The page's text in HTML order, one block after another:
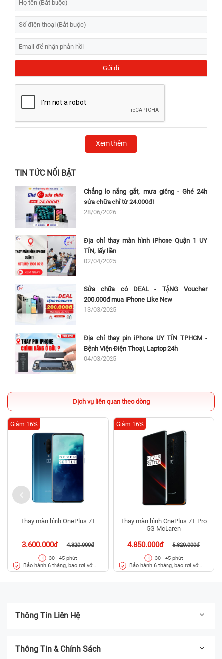
Xem thêm
TIN TỨC NỔI BẬT
Chẳng lo nắng gắt, mưa giông - Ghé 24h
sửa chữa chỉ từ 24.000đ!
28/06/2026
Địa chỉ thay màn hình iPhone Quận 1 UY
TÍN, lấy liền
02/04/2025
Sửa chữa có DEAL - TẶNG Voucher
200.000đ mua iPhone Like New
13/03/2025
Địa chỉ thay pin iPhone UY TÍN TPHCM -
Bệnh Viện Điện Thoại, Laptop 24h
04/03/2025
Dịch vụ liên quan theo dòng
Thay màn hình OnePlus 7T
3.600.000đ 4.320.000đ
Giảm 16%
30 - 45 phút
Bảo hành 6 tháng, bao rơi vỡ
kính
Thay màn hình OnePlus 7T Pro
5G McLaren
4.850.000đ 5.820.000đ
Giảm 16%
30 - 45 phút
Bảo hành 6 tháng, bao rơi vỡ
kính
Thông Tin Liên Hệ
Thông Tin & Chính Sách